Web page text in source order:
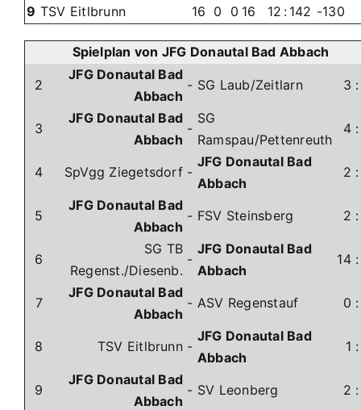
9 TSV Eitlbrunn 16 0 0 16 12 : 142 -130
Spielplan von JFG Donautal Bad Abbach
2
JFG Donautal Bad
Abbach
- SG Laub/Zeitlarn 3
3
JFG Donautal Bad
Abbach
-
SG
Ramspau/Pettenreuth
4
4 SpVgg Ziegetsdorf-
JFG Donautal Bad
Abbach
2
5
JFG Donautal Bad
Abbach
- FSV Steinsberg 2
6
SG TB
Regenst./Diesenb.
-
JFG Donautal Bad
Abbach
14
7
JFG Donautal Bad
Abbach
- ASV Regenstauf 0
8 TSV Eitlbrunn-
JFG Donautal Bad
Abbach
1
9
JFG Donautal Bad
Abbach
- SV Leonberg 2